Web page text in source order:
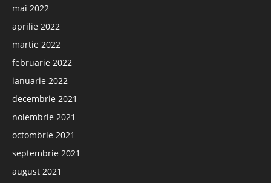
mai 2022
aprilie 2022
martie 2022
februarie 2022
ianuarie 2022
decembrie 2021
noiembrie 2021
octombrie 2021
septembrie 2021
august 2021